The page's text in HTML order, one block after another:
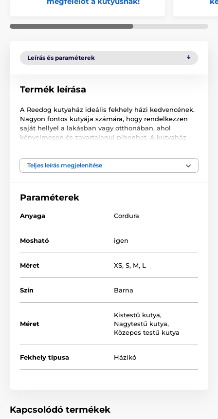
Leírás és paraméterek
Termék leírása
A Reedog kutyaház ideális fekhely házi kedvencének.
Nagyon fontos kutyája számára, hogy rendelkezzen
saját hellyel a lakásban vagy otthonában, ahol
kényelmesen és zavartalanul pihenhet. A kutyaház
biztonságban érezheti magát.
garantáltan elnyeri négylábú barátja és az Ön
A kutyaház számos változatban és
nyújt segítséget. (*Kézzel varrott termék, ezért
előfordulhat, hogy a méretek, maximálisan 2 - 4 cm-el,
Teljes leírás megjelenítése
Paraméterek
Anyaga Cordura
Mosható igen
Méret XS, S, M, L
Szín Barna
Méret
Kistestű kutya,
Nagytestű kutya,
Közepes testű kutya
Fekhely típusa Házikó
Kapcsolódó termékek